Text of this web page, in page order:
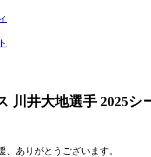
川井大地選手 2025
、ありがとうございます。